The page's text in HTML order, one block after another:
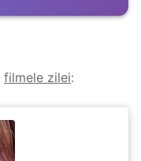
filmele zilei: